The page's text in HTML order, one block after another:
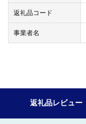
返礼品コード
事業者名
返礼品レビュー